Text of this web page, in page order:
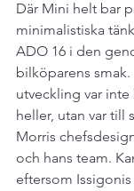
Där Mini helt bar
minimalistiska
ADO 16 i den
bilköparens
utveckling var inte
heller, utan var till
Morris
och hans team.
eftersom